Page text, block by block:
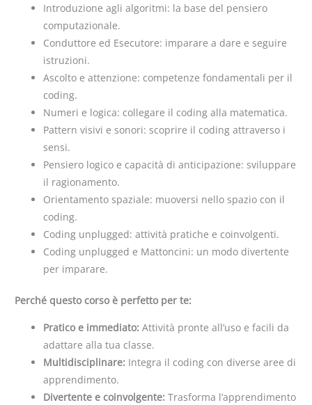
Introduzione agli algoritmi: la base del pensiero
computazionale.
Conduttore ed Esecutore: imparare a dare e seguire
istruzioni.
Ascolto e attenzione: competenze fondamentali per il
coding.
Numeri e logica: collegare il coding alla matematica.
Pattern visivi e sonori: scoprire il coding attraverso i
sensi.
Pensiero logico e capacità di anticipazione: sviluppare
il ragionamento.
Orientamento spaziale: muoversi nello spazio con il
coding.
Coding unplugged: attività pratiche e coinvolgenti.
Coding unplugged e Mattoncini: un modo divertente
per imparare.
Perché questo corso è perfetto per te:
Pratico e immediato: Attività pronte all’uso e facili da
adattare alla tua classe.
Multidisciplinare: Integra il coding con diverse aree di
apprendimento.
Divertente e coinvolgente: Trasforma l’apprendimento